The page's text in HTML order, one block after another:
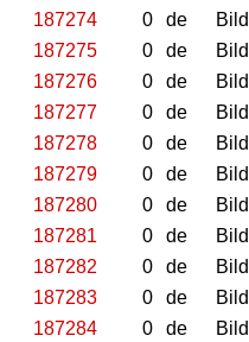
187274
0 de Bild
187275
0 de Bild
187276
0 de Bild
187277
0 de Bild
187278
0 de Bild
187279
0 de Bild
187280
0 de Bild
187281
0 de Bild
187282
0 de Bild
187283
0 de Bild
187284
0 de Bild